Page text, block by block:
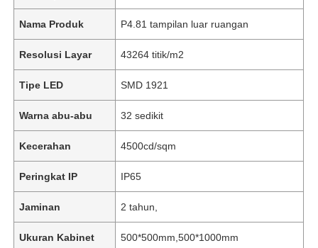
Nama Produk P4.81 tampilan luar ruangan
Resolusi Layar 43264 titik/m2
Tipe LED SMD 1921
Warna abu-abu 32 sedikit
Kecerahan 4500cd/sqm
Peringkat IP IP65
Jaminan 2 tahun,
Ukuran Kabinet 500*500mm,500*1000mm